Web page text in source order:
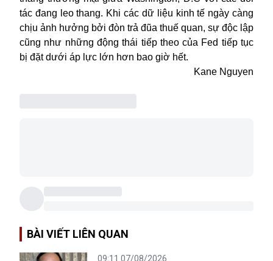
tác đang leo thang. Khi các dữ liệu kinh tế ngày càng
chịu ảnh hưởng bởi đòn trả đũa thuế quan, sự độc lập
cũng như những động thái tiếp theo của Fed tiếp tục
bị đặt dưới áp lực lớn hơn bao giờ hết.
Kane Nguyen
BÀI VIẾT LIÊN QUAN
09:11 07/08/2026